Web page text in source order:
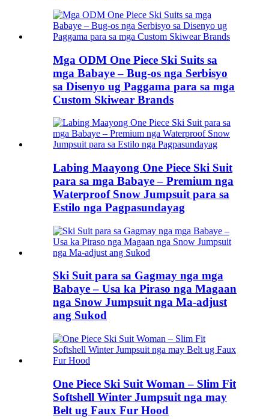
Mga ODM One Piece Ski Suits sa
mga Babaye – Bug-os nga Serbisyo
sa Disenyo ug Paggama para sa mga
Custom Skiwear Brands
Labing Maayong One Piece Ski Suit
para sa mga Babaye – Premium nga
Waterproof Snow Jumpsuit para sa
Estilo nga Pagpasundayag
Ski Suit para sa Gagmay nga mga
Babaye – Usa ka Piraso nga Magaan
nga Snow Jumpsuit nga Ma-adjust
ang Sukod
One Piece Ski Suit Woman – Slim Fit
Softshell Winter Jumpsuit nga may
Belt ug Faux Fur Hood